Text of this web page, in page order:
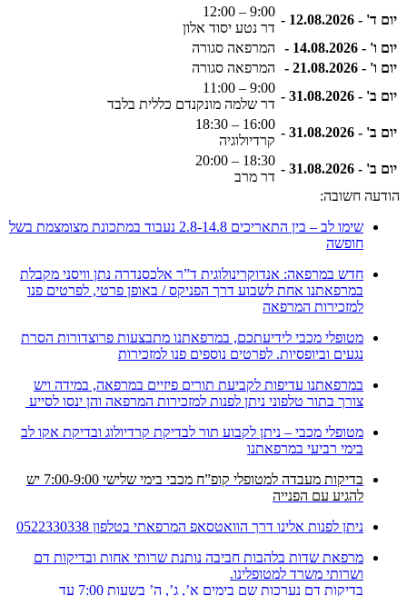
יום ד' - 12.08.2026 -
9:00 – 12:00
דר נטע יסוד אלון
יום ו' - 14.08.2026 -
המרפאה סגורה
יום ו' - 21.08.2026 -
המרפאה סגורה
יום ב' - 31.08.2026 -
9:00 – 11:00
דר שלמה מונקנדם כללית בלבד
יום ב' - 31.08.2026 -
16:00 – 18:30
קרדיולוגיה
יום ב' - 31.08.2026 -
18:30 – 20:00
דר מרב
הודעה חשובה:
שימו לב – בין התאריכים 2.8-14.8 נעבוד במתכונת מצומצמת בשל
חופשה
חדש במרפאה: אנדוקרינולוגית ד”ר אלכסנדרה נתן וויסני מקבלת
במרפאתנו אחת לשבוע דרך הפניקס / באופן פרטי, לפרטים פנו
למזכירות המרפאה
מטופלי מכבי לידיעתכם, במרפאתנו מתבצעות פרוצדורות הסרת
נגעים וביופסיות. לפרטים נוספים פנו למזכירות
במרפאתנו עדיפות לקביעת תורים פיזיים במרפאה, במידה ויש
צורך בתור טלפוני ניתן לפנות למזכירות המרפאה והן ינסו לסייע
מטופלי מכבי – ניתן לקבוע תור לבדיקת קרדיולוג ובדיקת אקו לב
בימי רביעי במרפאתנו
בדיקות מעבדה למטופלי קופ”ח מכבי בימי שלישי 7:00-9:00 יש
להגיע עם הפנייה
ניתן לפנות אלינו דרך הוואטסאפ המרפאתי בטלפון 0522330338
מרפאת שדות בלהבות חביבה נותנת שרותי אחות ובדיקות דם
ושרותי משרד למטופלינו.
בדיקות דם נערכות שם בימים א’, ג’, ה’ בשעות 7:00 עד